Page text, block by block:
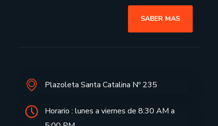
SABER MAS
Plazoleta Santa Catalina Nº 235
Horario : lunes a viernes de 8:30 AM a